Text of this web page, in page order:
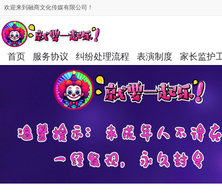
欢迎来到融商文化传媒有限公司！
首页 服务协议 纠纷处理流程 表演制度 家长监护